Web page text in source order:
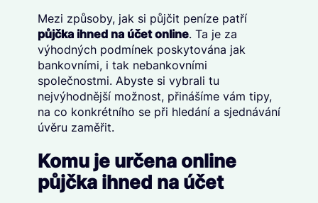
Mezi způsoby, jak si půjčit peníze patří
půjčka ihned na účet online. Ta je za
výhodných podmínek poskytována jak
bankovními, i tak nebankovními
společnostmi. Abyste si vybrali tu
nejvýhodnější možnost, přinášíme vám tipy,
na co konkrétního se při hledání a sjednávání
úvěru zaměřit.
Komu je určena online
půjčka ihned na účet